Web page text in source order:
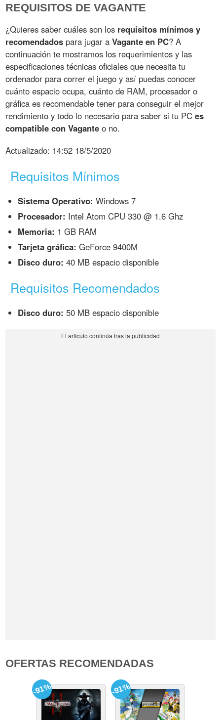
REQUISITOS DE VAGANTE
¿Quieres saber cuáles son los requisitos mínimos y
recomendados para jugar aVagante en PC? A
continuación te mostramos los requerimientos y las
especificaciones técnicas oficiales que necesita tu
ordenador para correr el juego y así puedas conocer
cuánto espacio ocupa, cuánto de RAM, procesador o
gráfica es recomendable tener para conseguir el mejor
rendimiento y todo lo necesario para saber si tu PCes
compatible con Vagante o no.
Actualizado: 14:52 18/5/2020
Requisitos Mínimos
Sistema Operativo: Windows 7
Procesador: Intel Atom CPU 330 @ 1.6 Ghz
Memoria: 1 GB RAM
Tarjeta gráfica: GeForce 9400M
Disco duro: 40 MB espacio disponible
Requisitos Recomendados
Disco duro: 50 MB espacio disponible
OFERTAS RECOMENDADAS
-91% -91%